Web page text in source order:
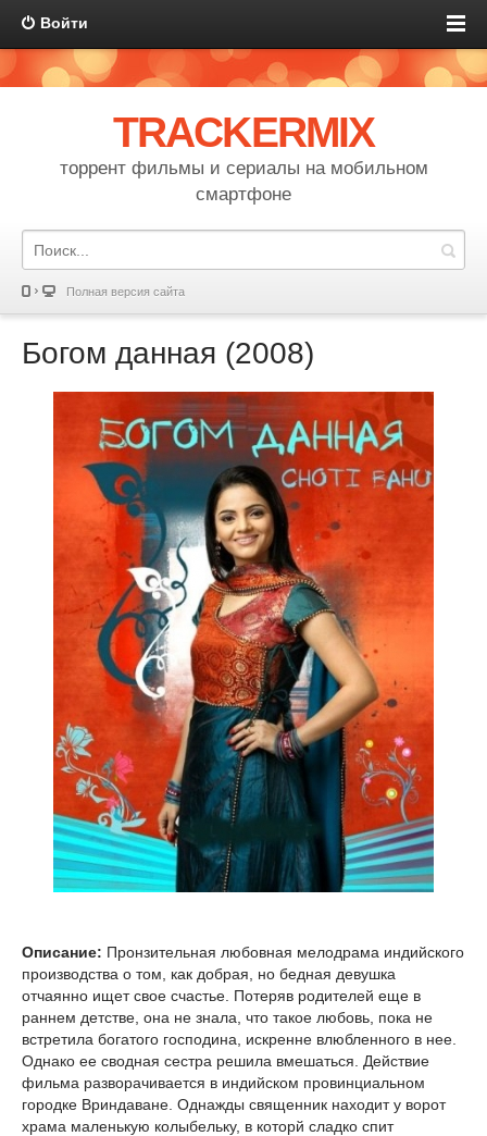
Войти
TRACKERMIX
торрент фильмы и сериалы на мобильном
смартфоне
Полная версия сайта
Богом данная (2008)
Описание: Пронзительная любовная мелодрама индийского
производства о том, как добрая, но бедная девушка
отчаянно ищет свое счастье. Потеряв родителей еще в
раннем детстве, она не знала, что такое любовь, пока не
встретила богатого господина, искренне влюбленного в нее.
Однако ее сводная сестра решила вмешаться. Действие
фильма разворачивается в индийском провинциальном
городке Вриндаване. Однажды священник находит у ворот
храма маленькую колыбельку, в которй сладко спит